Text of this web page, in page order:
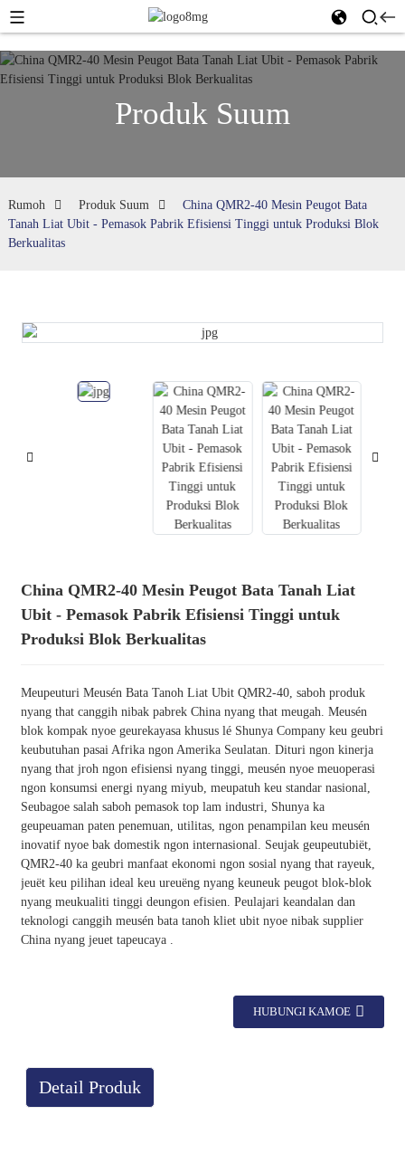
Produk Suum
Rumoh Produk Suum
China QMR2-40 Mesin Peugot Bata
Tanah Liat Ubit - Pemasok Pabrik Efisiensi Tinggi untuk Produksi Blok
Berkualitas
China QMR2-40 Mesin Peugot Bata Tanah Liat
Ubit - Pemasok Pabrik Efisiensi Tinggi untuk
Produksi Blok Berkualitas
Meupeuturi Meusén Bata Tanoh Liat Ubit QMR2-40, saboh produk
nyang that canggih nibak pabrek China nyang that meugah. Meusén
blok kompak nyoe geurekayasa khusus lé Shunya Company keu geubri
keubutuhan pasai Afrika ngon Amerika Seulatan. Dituri ngon kinerja
nyang that jroh ngon efisiensi nyang tinggi, meusén nyoe meuoperasi
ngon konsumsi energi nyang miyub, meupatuh keu standar nasional,
Seubagoe salah saboh pemasok top lam industri, Shunya ka
geupeuaman paten penemuan, utilitas, ngon penampilan keu meusén
inovatif nyoe bak domestik ngon internasional. Seujak geupeutubiët,
QMR2-40 ka geubri manfaat ekonomi ngon sosial nyang that rayeuk,
jeuët keu pilihan ideal keu ureuëng nyang keuneuk peugot blok-blok
nyang meukualiti tinggi deungon efisien. Peulajari keandalan dan
teknologi canggih meusén bata tanoh kliet ubit nyoe nibak supplier
China nyang jeuet tapeucaya .
HUBUNGI KAMOE
Detail Produk